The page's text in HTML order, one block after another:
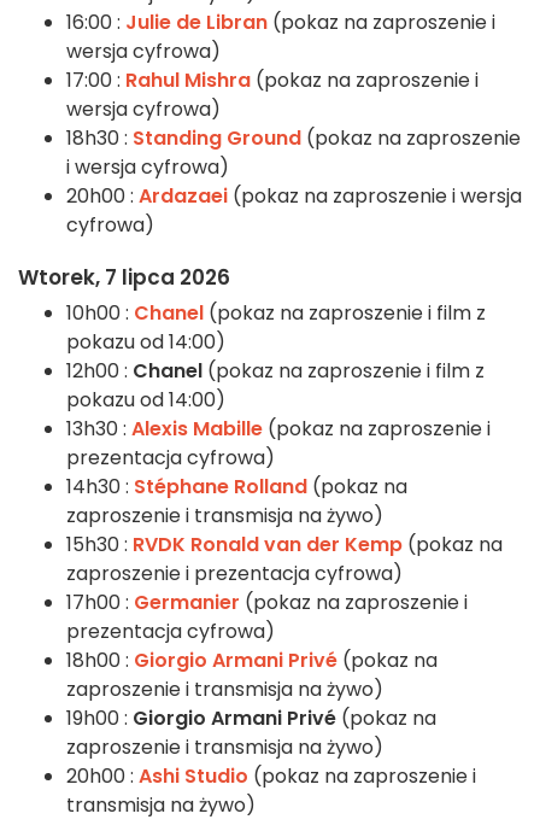
16:00 : Julie de Libran (pokaz na zaproszenie i
wersja cyfrowa)
17:00 : Rahul Mishra (pokaz na zaproszenie i
wersja cyfrowa)
18h30 : Standing Ground (pokaz na zaproszenie
i wersja cyfrowa)
20h00 : Ardazaei (pokaz na zaproszenie i wersja
cyfrowa)
Wtorek, 7 lipca 2026
10h00 : Chanel (pokaz na zaproszenie i film z
pokazu od 14:00)
12h00 : Chanel (pokaz na zaproszenie i film z
pokazu od 14:00)
13h30 : Alexis Mabille (pokaz na zaproszenie i
prezentacja cyfrowa)
14h30 : Stéphane Rolland (pokaz na
zaproszenie i transmisja na żywo)
15h30 : RVDK Ronald van der Kemp (pokaz na
zaproszenie i prezentacja cyfrowa)
17h00 : Germanier (pokaz na zaproszenie i
prezentacja cyfrowa)
18h00 : Giorgio Armani Privé (pokaz na
zaproszenie i transmisja na żywo)
19h00 : Giorgio Armani Privé (pokaz na
zaproszenie i transmisja na żywo)
20h00 : Ashi Studio (pokaz na zaproszenie i
transmisja na żywo)